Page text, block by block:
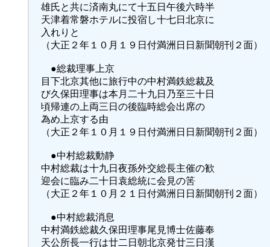
雄氏と共に済南丸にて十五日午後六時半
天津着常磐ホテルに投宿し十七日北京に
入れりと
（大正２年１０月１９日付満洲日日新聞朝刊２面）
●総裁理事上京
目下北京其他に旅行中の中村満鉄総裁及
び久保田理事は本月二十九日乃至三十日
頃帰連の上両三日の後臨時総会出席の
為め上京する由
（大正２年１０月１９日付満洲日日新聞朝刊２面）
●中村総裁動静
中村総裁は十九日夜孫外交総長主催の歓
迎会に臨み二十日袁総統に会見の筈
（大正２年１０月２１日付満洲日日新聞朝刊２面）
●中村総裁消息
中村満鉄総裁久保田理事尾見博士佐藤奉
天公所長一行は廿二日朝北京発廿三日漢